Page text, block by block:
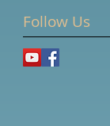
Follow Us